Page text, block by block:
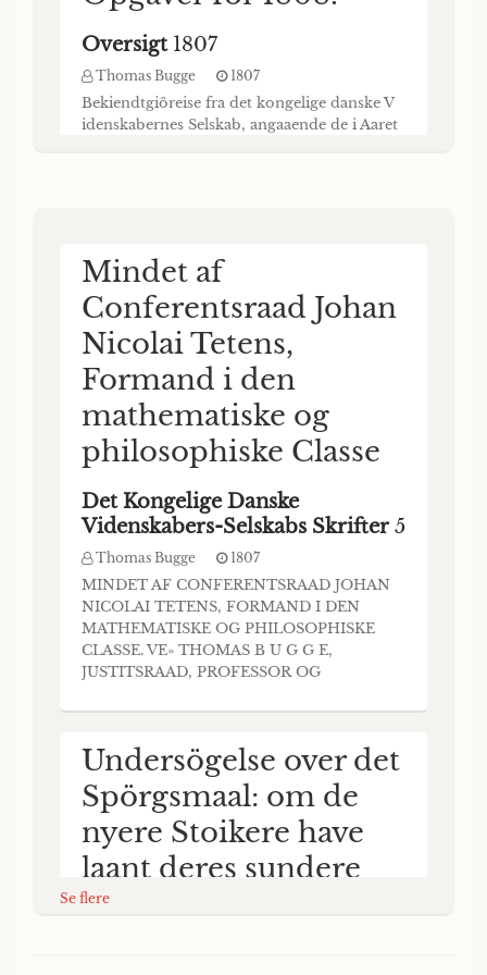
Oversigt 1807
Thomas Bugge 1807
Bekiendtgiöreise fra det kongelige danske V
idenskabernes Selskab, angaaende de i Aaret
fremsat folgende Opgave : har den blot
speculative Philosophie, og i Besynderlighed
vor Tids- ald
Mindet af
Conferentsraad Johan
Nicolai Tetens,
Formand i den
mathematiske og
philosophiske Classe
Det Kongelige Danske
Videnskabers-Selskabs Skrifter5
Thomas Bugge 1807
MINDET AF CONFERENTSRAAD JOHAN
NICOLAI TETENS, FORMAND I DEN
MATHEMATISKE OG PHILOSOPHISKE
CLASSE. VE» THOMAS B U G G E,
JUSTITSRAAD, PROFESSOR OG
DECEMBER I807. L7Æ Sel. Skr. V Del, 1
rammet Fædrenelandet i Alminde- lighed og
Kiöbenhavn i Særdeleshed, hvor saa mange
af dens Indvaaneres Gaa
Undersögelse over det
Spörgsmaal: om de
nyere Stoikere have
laant deres sundere
Lærdomme af de
Se flere